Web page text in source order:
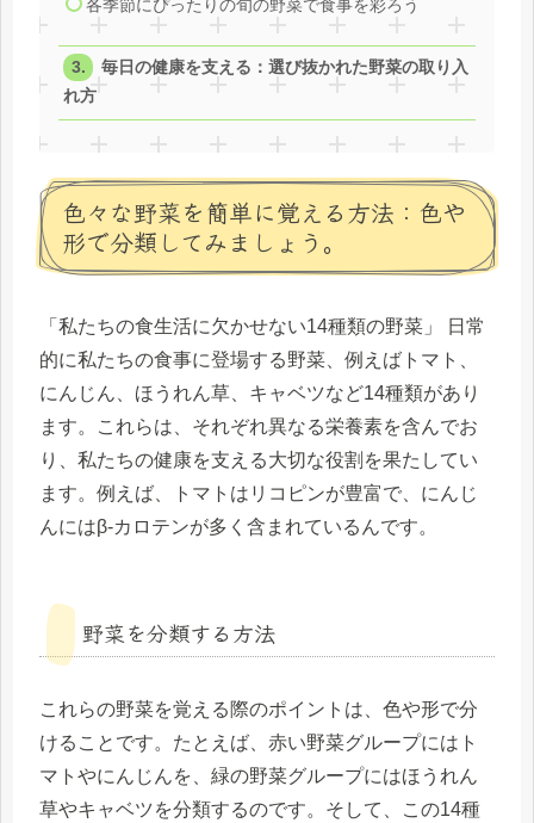
各季節にぴったりの旬の野菜で食事を彩ろう
毎日の健康を支える：選び抜かれた野菜の取り入
れ方
色々な野菜を簡単に覚える方法：色や
形で分類してみましょう。
「私たちの食生活に欠かせない14種類の野菜」 日常
的に私たちの食事に登場する野菜、例えばトマト、
にんじん、ほうれん草、キャベツなど14種類があり
ます。これらは、それぞれ異なる栄養素を含んでお
り、私たちの健康を支える大切な役割を果たしてい
ます。例えば、トマトはリコピンが豊富で、にんじ
んにはβ-カロテンが多く含まれているんです。
野菜を分類する方法
これらの野菜を覚える際のポイントは、色や形で分
けることです。たとえば、赤い野菜グループにはト
マトやにんじんを、緑の野菜グループにはほうれん
草やキャベツを分類するのです。そして、この14種